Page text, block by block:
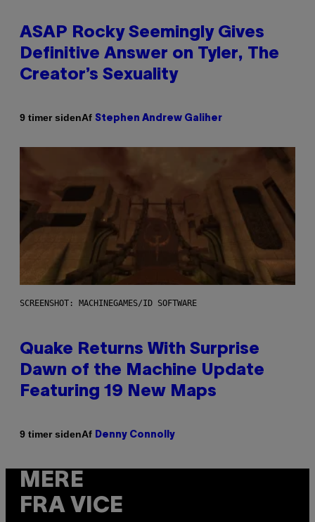
ASAP Rocky Seemingly Gives
Definitive Answer on Tyler, The
Creator’s Sexuality
9 timer sidenAf Stephen Andrew Galiher
SCREENSHOT: MACHINEGAMES/ID SOFTWARE
Quake Returns With Surprise
Dawn of the Machine Update
Featuring 19 New Maps
9 timer sidenAf Denny Connolly
MERE
FRA VICE